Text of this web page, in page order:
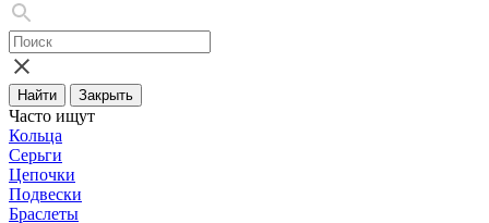
Найти Закрыть
Часто ищут
Кольца
Серьги
Цепочки
Подвески
Браслеты